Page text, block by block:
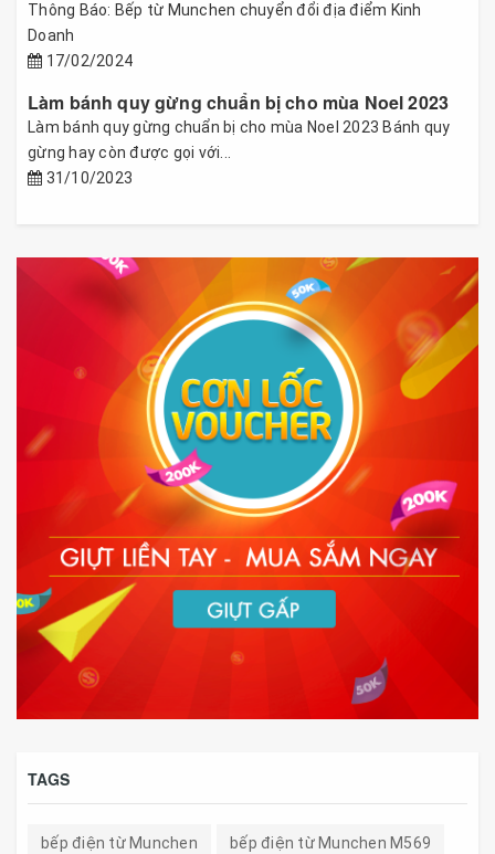
Thông Báo: Bếp từ Munchen chuyển đổi địa điểm Kinh
Doanh
17/02/2024
Làm bánh quy gừng chuẩn bị cho mùa Noel 2023
Làm bánh quy gừng chuẩn bị cho mùa Noel 2023 Bánh quy
gừng hay còn được gọi với...
31/10/2023
TAGS
bếp điện từ Munchen bếp điện từ Munchen M569